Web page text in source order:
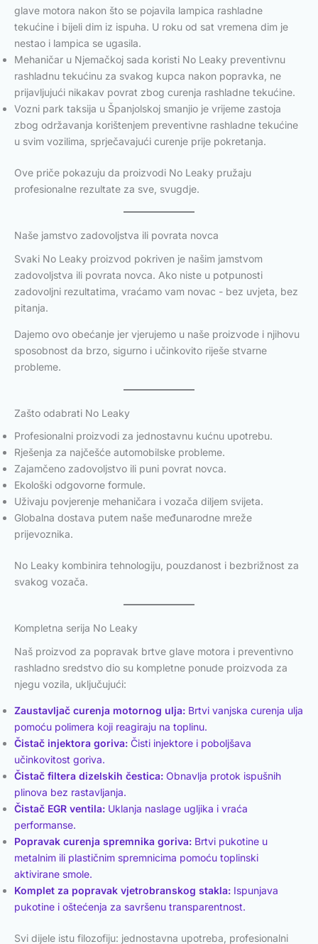
glave motora nakon što se pojavila lampica rashladne
tekućine i bijeli dim iz ispuha. U roku od sat vremena dim je
nestao i lampica se ugasila.
Mehaničar u Njemačkoj sada koristi No Leaky preventivnu
rashladnu tekućinu za svakog kupca nakon popravka, ne
prijavljujući nikakav povrat zbog curenja rashladne tekućine.
Vozni park taksija u Španjolskoj smanjio je vrijeme zastoja
zbog održavanja korištenjem preventivne rashladne tekućine
u svim vozilima, sprječavajući curenje prije pokretanja.
Ove priče pokazuju da proizvodi No Leaky pružaju
profesionalne rezultate za sve, svugdje.
Naše jamstvo zadovoljstva ili povrata novca
Svaki No Leaky proizvod pokriven je našim jamstvom
zadovoljstva ili povrata novca. Ako niste u potpunosti
zadovoljni rezultatima, vraćamo vam novac - bez uvjeta, bez
pitanja.
Dajemo ovo obećanje jer vjerujemo u naše proizvode i njihovu
sposobnost da brzo, sigurno i učinkovito riješe stvarne
probleme.
Zašto odabrati No Leaky
Profesionalni proizvodi za jednostavnu kućnu upotrebu.
Rješenja za najčešće automobilske probleme.
Zajamčeno zadovoljstvo ili puni povrat novca.
Ekološki odgovorne formule.
Uživaju povjerenje mehaničara i vozača diljem svijeta.
Globalna dostava putem naše međunarodne mreže
prijevoznika.
No Leaky kombinira tehnologiju, pouzdanost i bezbrižnost za
svakog vozača.
Kompletna serija No Leaky
Naš proizvod za popravak brtve glave motora i preventivno
rashladno sredstvo dio su kompletne ponude proizvoda za
njegu vozila, uključujući:
Zaustavljač curenja motornog ulja: Brtvi vanjska curenja ulja
pomoću polimera koji reagiraju na toplinu.
Čistač injektora goriva: Čisti injektore i poboljšava
učinkovitost goriva.
Čistač filtera dizelskih čestica: Obnavlja protok ispušnih
plinova bez rastavljanja.
Čistač EGR ventila: Uklanja naslage ugljika i vraća
performanse.
Popravak curenja spremnika goriva: Brtvi pukotine u
metalnim ili plastičnim spremnicima pomoću toplinski
aktivirane smole.
Komplet za popravak vjetrobranskog stakla: Ispunjava
pukotine i oštećenja za savršenu transparentnost.
Svi dijele istu filozofiju: jednostavna upotreba, profesionalni